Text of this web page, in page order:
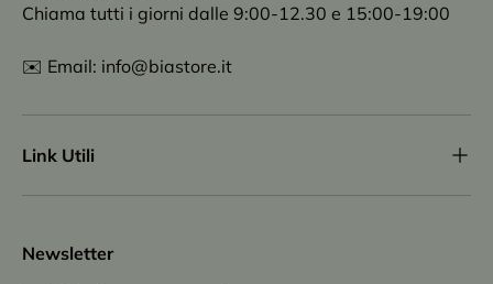
Chiama tutti i giorni dalle 9:00-12.30 e 15:00-19:00
✉️ Email: info@biastore.it
Link Utili
Newsletter